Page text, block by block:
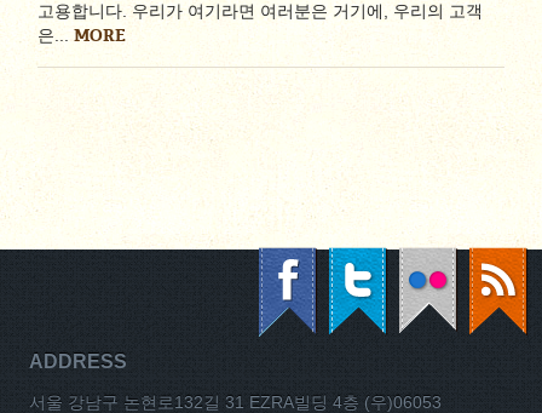
고용합니다. 우리가 여기라면 여러분은 거기에, 우리의 고객
은...MORE
ADDRESS
서울 강남구 논현로132길 31 EZRA빌딩 4층 (우)06053